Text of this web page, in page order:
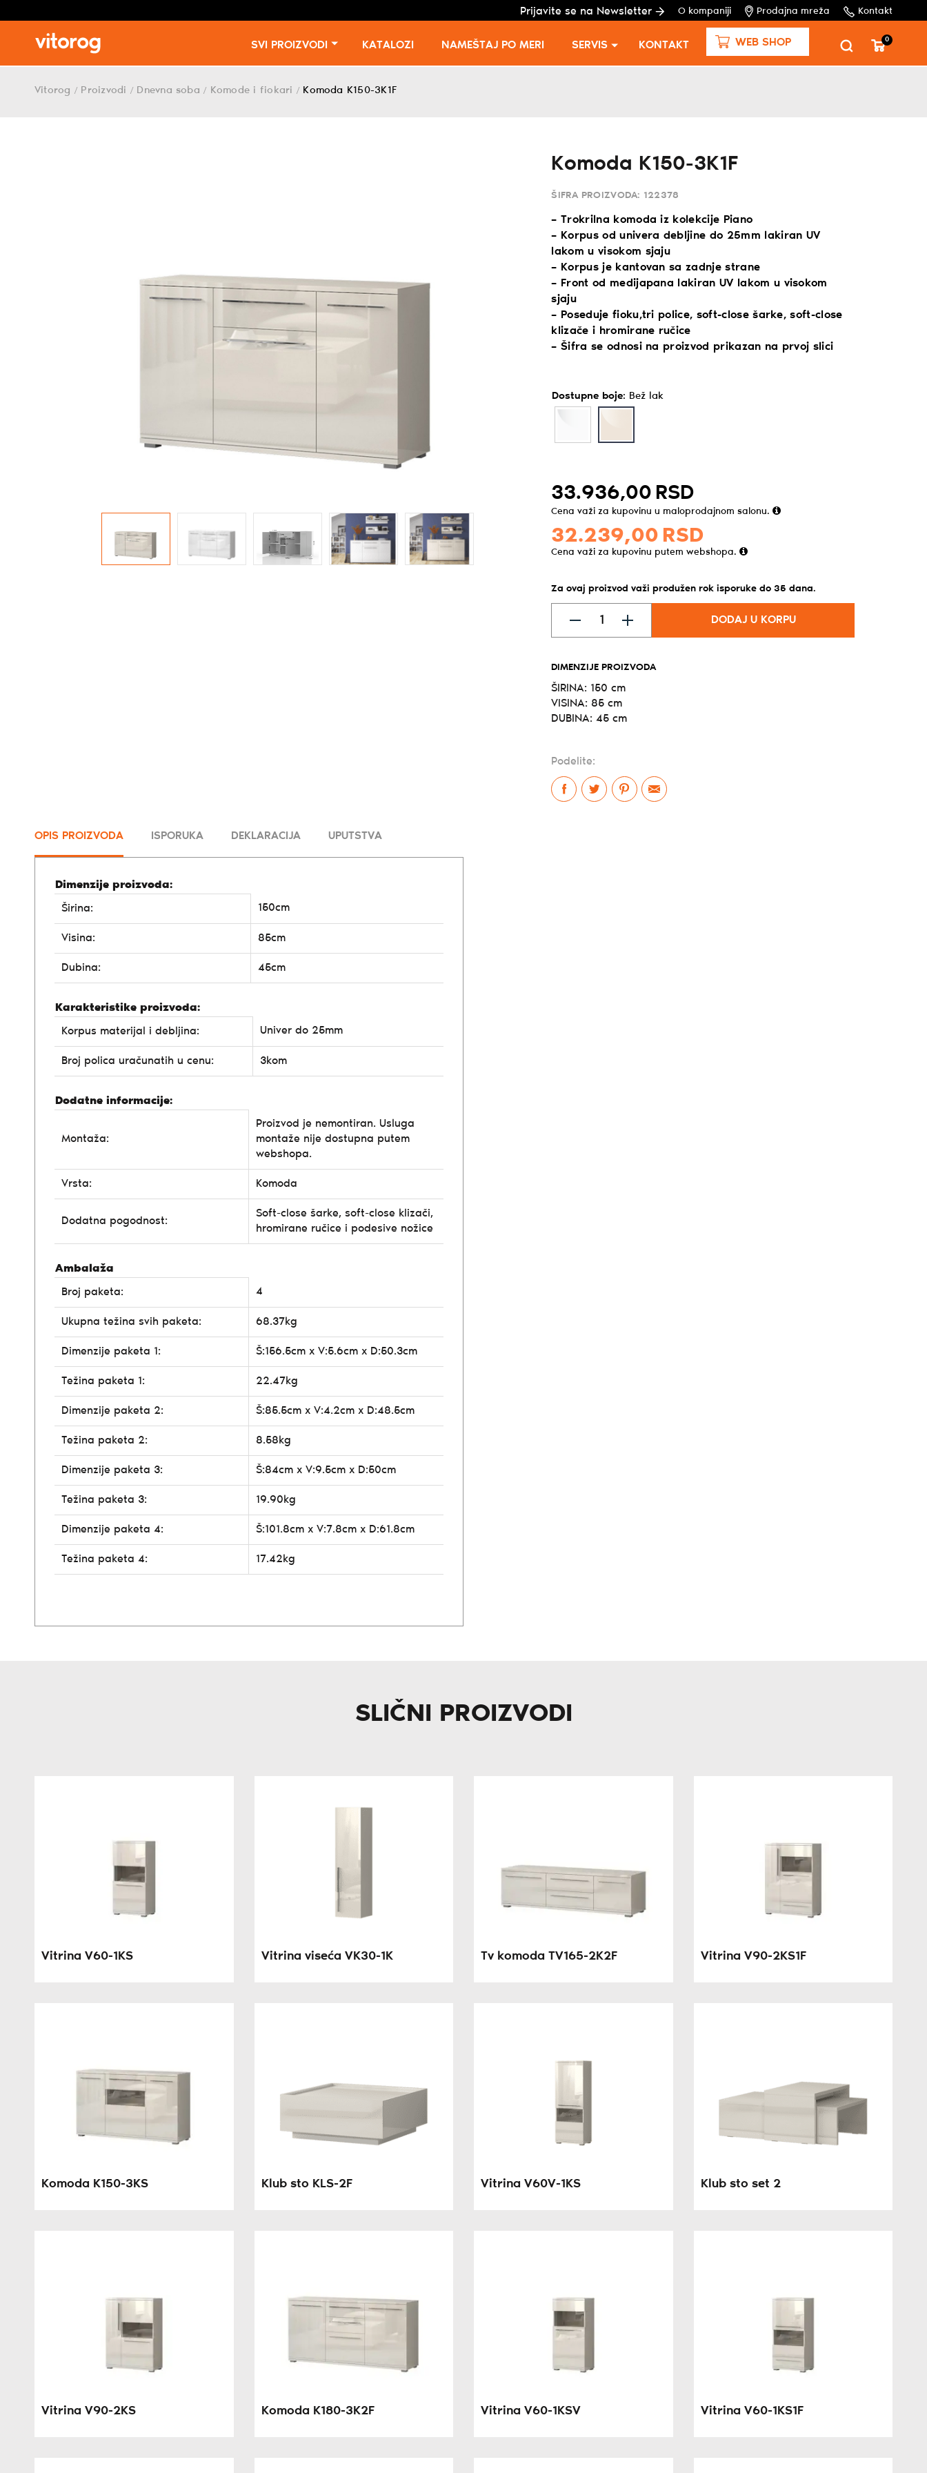
Prijavite se na Newsletter O kompaniji Prodajna mreža Kontakt
SVI PROIZVODI KATALOZI NAMEŠTAJ PO MERI SERVIS KONTAKT WEB SHOP 0
Vitorog / Proizvodi / Dnevna soba / Komode i fiokari / Komoda K150-3K1F
Komoda K150-3K1F
ŠIFRA PROIZVODA: 122378
– Trokrilna komoda iz kolekcije Piano
– Korpus od univera debljine do 25mm lakiran UV
lakom u visokom sjaju
– Korpus je kantovan sa zadnje strane
– Front od medijapana lakiran UV lakom u visokom
sjaju
– Poseduje fioku,tri police, soft-close šarke, soft-close
klizače i hromirane ručice
– Šifra se odnosi na proizvod prikazan na prvoj slici
Dostupne boje: Bež lak
33.936,00 RSD
Cena važi za kupovinu u maloprodajnom salonu.
32.239,00 RSD
Cena važi za kupovinu putem webshopa.
Za ovaj proizvod važi produžen rok isporuke do35 dana.
DODAJ U KORPU
DIMENZIJE PROIZVODA
ŠIRINA: 150 cm
VISINA: 85 cm
DUBINA:45 cm
Podelite:
OPIS PROIZVODA ISPORUKA DEKLARACIJA UPUTSTVA
Dimenzije proizvoda:
Širina:
150cm
Visina: 85cm
Dubina: 45cm
Karakteristike proizvoda:
Korpus materijal i debljina:
Univer do 25mm
Broj polica uračunatih u cenu: 3kom
Dodatne informacije:
Montaža:
Proizvod je nemontiran. Usluga
montaže nije dostupna putem
webshopa.
Vrsta: Komoda
Dodatna pogodnost:
Soft-close šarke, soft-close klizači,
hromirane ručice i podesive nožice
Ambalaža
Broj paketa:
4
Ukupna težina svih paketa: 68.37kg
Dimenzije paketa 1: Š:156.5cm x V:5.6cm x D:50.3cm
Težina paketa 1: 22.47kg
Dimenzije paketa 2: Š:85.5cm x V:4.2cm x D:48.5cm
Težina paketa 2: 8.58kg
Dimenzije paketa 3: Š:84cm x V:9.5cm x D:50cm
Težina paketa 3: 19.90kg
Dimenzije paketa 4: Š:101.8cm x V:7.8cm x D:61.8cm
Težina paketa 4: 17.42kg
SLIČNI PROIZVODI
Vitrina V60-1KS Vitrina viseća VK30-1K Tv komoda TV165-2K2F Vitrina V90-2KS1F
Komoda K150-3KS Klub sto KLS-2F Vitrina V60V-1KS Klub sto set 2
Vitrina V90-2KS Komoda K180-3K2F Vitrina V60-1KSV Vitrina V60-1KS1F